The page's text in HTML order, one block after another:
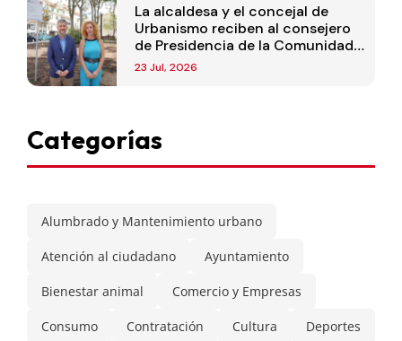
La alcaldesa y el concejal de
Urbanismo reciben al consejero
de Presidencia de la Comunidad
de Madrid
23 Jul, 2026
Categorías
Alumbrado y Mantenimiento urbano
Atención al ciudadano Ayuntamiento
Bienestar animal Comercio y Empresas
Consumo Contratación Cultura Deportes